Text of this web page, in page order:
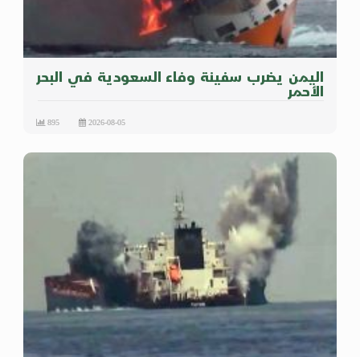
اليمن يضرب سفينة وفاء السعودية في البحر
الأحمر
2026-08-05
895